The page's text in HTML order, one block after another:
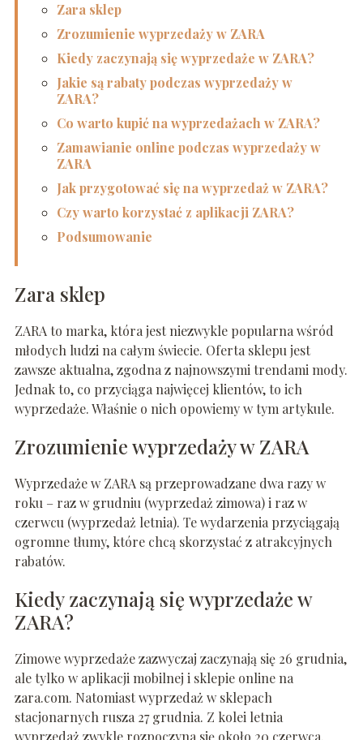
Zara sklep
Zrozumienie wyprzedaży w ZARA
Kiedy zaczynają się wyprzedaże w ZARA?
Jakie są rabaty podczas wyprzedaży w
ZARA?
Co warto kupić na wyprzedażach w ZARA?
Zamawianie online podczas wyprzedaży w
ZARA
Jak przygotować się na wyprzedaż w ZARA?
Czy warto korzystać z aplikacji ZARA?
Podsumowanie
Zara sklep
ZARA to marka, która jest niezwykle popularna wśród
młodych ludzi na całym świecie. Oferta sklepu jest
zawsze aktualna, zgodna z najnowszymi trendami mody.
Jednak to, co przyciąga najwięcej klientów, to ich
wyprzedaże. Właśnie o nich opowiemy w tym artykule.
Zrozumienie wyprzedaży w ZARA
Wyprzedaże w ZARA są przeprowadzane dwa razy w
roku – raz w grudniu (wyprzedaż zimowa) i raz w
czerwcu (wyprzedaż letnia). Te wydarzenia przyciągają
ogromne tłumy, które chcą skorzystać z atrakcyjnych
rabatów.
Kiedy zaczynają się wyprzedaże w
ZARA?
Zimowe wyprzedaże zazwyczaj zaczynają się 26 grudnia,
ale tylko w aplikacji mobilnej i sklepie online na
zara.com. Natomiast wyprzedaż w sklepach
stacjonarnych rusza 27 grudnia. Z kolei letnia